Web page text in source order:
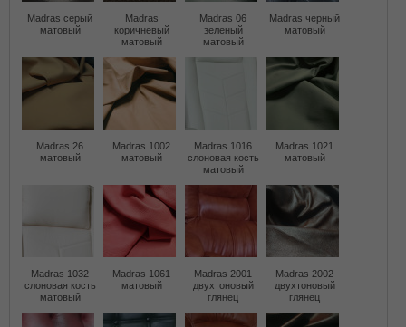
Madras серый
матовый
Madras
коричневый
матовый
Madras 06
зеленый
матовый
Madras черный
матовый
Madras 26
матовый
Madras 1002
матовый
Madras 1016
слоновая кость
матовый
Madras 1021
матовый
Madras 1032
слоновая кость
матовый
Madras 1061
матовый
Madras 2001
двухтоновый
глянец
Madras 2002
двухтоновый
глянец